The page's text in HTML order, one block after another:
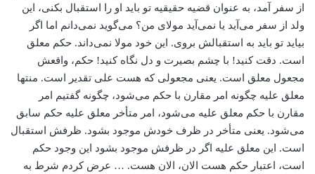
از سفر آمد، ‌به عنوان قضیه حقیقیه تو باید او را استقبال بکنی، این
ولد از سفر می‌آید یا نمی‌آید مولای من؟ می‌‌گوید نمی‌دانم اما اگر
بیاید تو باید به استقبالش بروی. این خود مولا نمی‌داند. حکم ‌معلق
است. دقت کنید! با چشم بصیرت و دل نگاه کنید! حکم، واقعش
مجعول معلق است. یعنی مجعولی که هست علی تقدیر است. منتها
معلق‌ علیه چگونه امر مقارن با حکم می‌‌شود، چگونه گفتیم امر
مقارن با حکم ‌معلق‌ علیه می‌‌شود، ‌امر متأخر معلق ‌علیه حکم سابق
می‌‌شود. یعنی متأخر در ظرف خودش موجود بشود. ظرفش استقبال
است. این معلق علیه اگر در ظرفش موجود بشود این وجود حکم
است، اعتبار حکم هست الان، الان هست. … عرض کردم شرط به